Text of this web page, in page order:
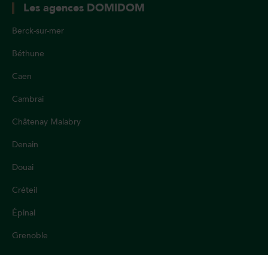
Les agences DOMIDOM
Berck-sur-mer
Béthune
Caen
Cambrai
Châtenay Malabry
Denain
Douai
Créteil
Épinal
Grenoble